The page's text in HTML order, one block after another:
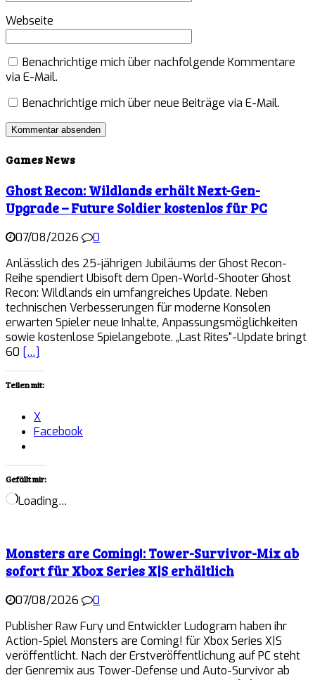
Webseite
Benachrichtige mich über nachfolgende Kommentare
via E-Mail.
Benachrichtige mich über neue Beiträge via E-Mail.
Games News
Ghost Recon: Wildlands erhält Next-Gen-
Upgrade – Future Soldier kostenlos für PC
07/08/2026
0
Anlässlich des 25-jährigen Jubiläums der Ghost Recon-
Reihe spendiert Ubisoft dem Open-World-Shooter Ghost
Recon: Wildlands ein umfangreiches Update. Neben
technischen Verbesserungen für moderne Konsolen
erwarten Spieler neue Inhalte, Anpassungsmöglichkeiten
sowie kostenlose Spielangebote. „Last Rites“-Update bringt
60 […]
Teilen mit:
X
Facebook
Gefällt mir:
Loading…
Monsters are Coming!: Tower-Survivor-Mix ab
sofort für Xbox Series X|S erhältlich
07/08/2026
0
Publisher Raw Fury und Entwickler Ludogram haben ihr
Action-Spiel Monsters are Coming! für Xbox Series X|S
veröffentlicht. Nach der Erstveröffentlichung auf PC steht
der Genremix aus Tower-Defense und Auto-Survivor ab